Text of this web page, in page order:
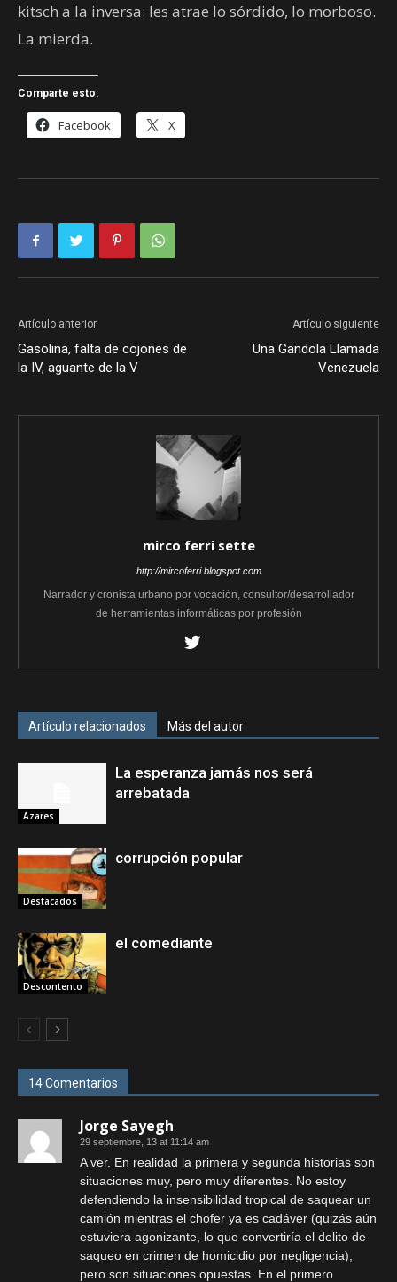
kitsch a la inversa: les atrae lo sórdido, lo morboso.
La mierda.
Comparte esto:
Facebook X
Artículo anterior
Gasolina, falta de cojones de
la IV, aguante de la V
Artículo siguiente
Una Gandola Llamada
Venezuela
mirco ferri sette
http://mircoferri.blogspot.com
Narrador y cronista urbano por vocación, consultor/desarrollador
de herramientas informáticas por profesión
Artículo relacionados Más del autor
Azares
La esperanza jamás nos será
arrebatada
Destacados
corrupción popular
Descontento
el comediante
14 Comentarios
Jorge Sayegh
29 septiembre, 13 at 11:14 am
A ver. En realidad la primera y segunda historias son
situaciones muy, pero muy diferentes. No estoy
defendiendo la insensibilidad tropical de saquear un
camión mientras el chofer ya es cadáver (quizás aún
estuviera agonizante, lo que convertiría el delito de
saqueo en crimen de homicidio por negligencia),
pero son situaciones opuestas. En el primero